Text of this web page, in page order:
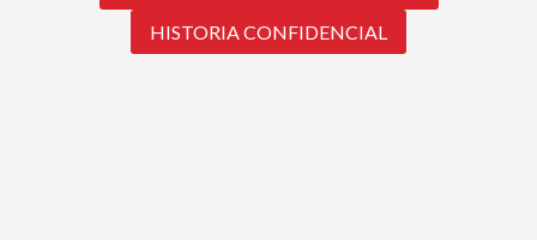
HISTORIA CONFIDENCIAL